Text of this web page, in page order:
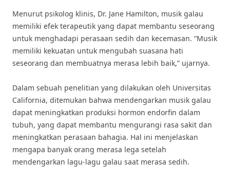
Menurut psikolog klinis, Dr. Jane Hamilton, musik galau
memiliki efek terapeutik yang dapat membantu seseorang
untuk menghadapi perasaan sedih dan kecemasan. “Musik
memiliki kekuatan untuk mengubah suasana hati
seseorang dan membuatnya merasa lebih baik,” ujarnya.
Dalam sebuah penelitian yang dilakukan oleh Universitas
California, ditemukan bahwa mendengarkan musik galau
dapat meningkatkan produksi hormon endorfin dalam
tubuh, yang dapat membantu mengurangi rasa sakit dan
meningkatkan perasaan bahagia. Hal ini menjelaskan
mengapa banyak orang merasa lega setelah
mendengarkan lagu-lagu galau saat merasa sedih.